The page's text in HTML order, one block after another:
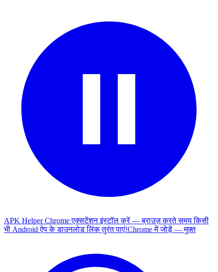
APK Helper Chrome एक्सटेंशन इंस्टॉल करें — ब्राउज़ करते समय किसी
भी Android ऐप के डाउनलोड लिंक तुरंत पाएं!Chrome में जोड़ें — मुफ़्त